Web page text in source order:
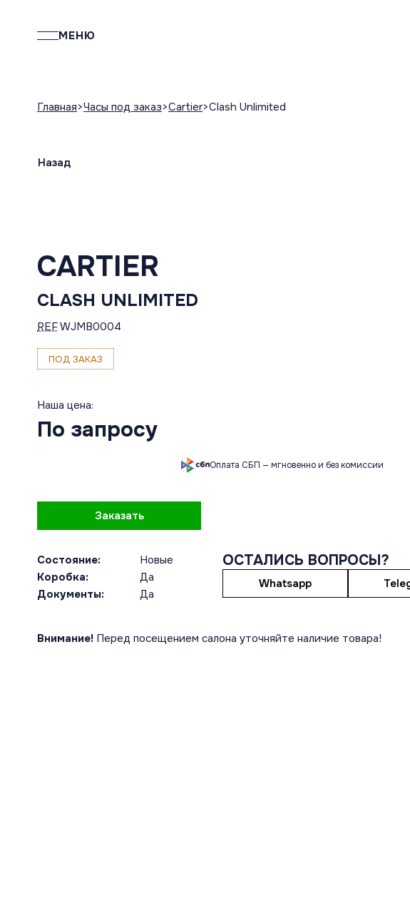
МЕНЮ
Главная Часы под заказ Cartier Clash Unlimited
Назад
CARTIER
CLASH UNLIMITED
REFWJMB0004
ПОД ЗАКАЗ
Наша цена:
По запросу
Оплата СБП — мгновенно и без комиссии
Заказать
Состояние:
Новые
Коробка:
Да
Документы:
Да
ОСТАЛИСЬ ВОПРОСЫ?
Whatsapp
Внимание! Перед посещением салона уточняйте наличие товара!